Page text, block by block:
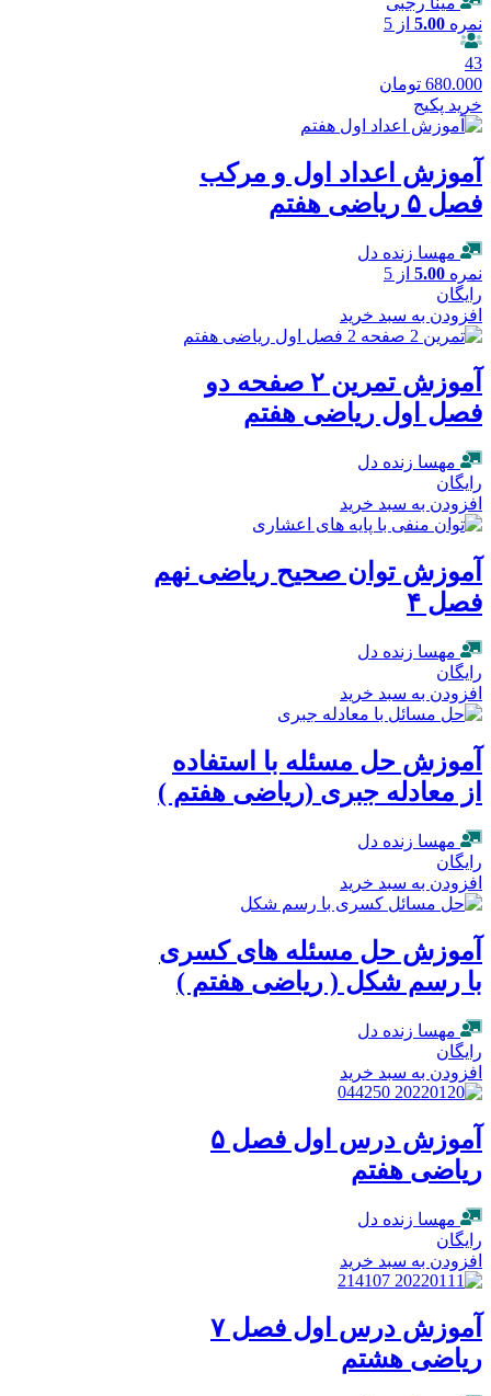
نمره 5.00 از 5
43
680.000 تومان
خرید پکیج
آموزش اعداد اول و مرکب
فصل ۵ ریاضی هفتم
مهسا زنده دل
نمره 5.00 از 5
رایگان
افزودن به سبد خرید
آموزش تمرین ۲ صفحه دو
فصل اول ریاضی هفتم
مهسا زنده دل
رایگان
افزودن به سبد خرید
آموزش توان صحیح ریاضی نهم
فصل ۴
مهسا زنده دل
رایگان
افزودن به سبد خرید
آموزش حل مسئله با استفاده
از معادله جبری (ریاضی هفتم )
مهسا زنده دل
رایگان
افزودن به سبد خرید
آموزش حل مسئله های کسری
با رسم شکل ( ریاضی هفتم )
مهسا زنده دل
رایگان
افزودن به سبد خرید
آموزش درس اول فصل ۵
ریاضی هفتم
مهسا زنده دل
رایگان
افزودن به سبد خرید
آموزش درس اول فصل ۷
ریاضی هشتم